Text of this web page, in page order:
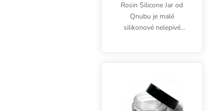
Rosin Silicone Jar od
Qnubu je malé
silikonové nelepivé